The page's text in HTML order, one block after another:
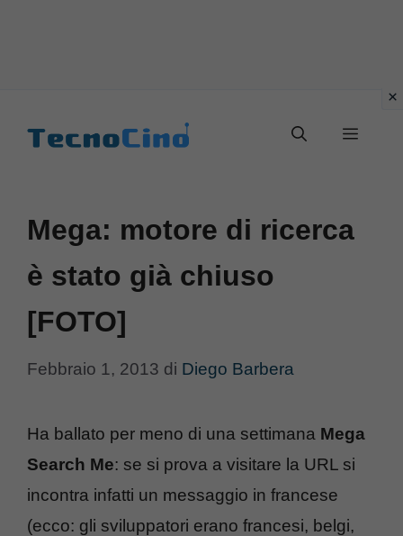
Menu
Mega: motore di ricerca
è stato già chiuso
[FOTO]
Febbraio 1, 2013 di Diego Barbera
Ha ballato per meno di una settimana Mega
Search Me: se si prova a visitare la URL si
incontra infatti un messaggio in francese
(ecco: gli sviluppatori erano francesi, belgi,